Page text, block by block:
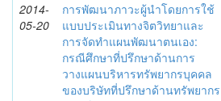
2014-
05-20
การพัฒนาภาวะผู้นำโดยการใช้
แบบประเมินทางจิตวิทยาและ
การจัดทำแผนพัฒนาตนเอง:
กรณีศึกษาที่ปรึกษาด้านการ
วางแผนบริหารทรัพยากรบุคคล
ของบริษัทที่ปรึกษาด้านทรัพยากร